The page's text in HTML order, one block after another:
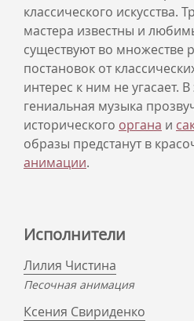
классического искусства.
мастера известны и
существуют во множестве
постановок от
интерес к ним не угасает.
гениальная музыка
исторического органа и
образы предстанут в
анимации.
Исполнители
Лилия Чистина
Песочная анимация
Ксения Свириденко